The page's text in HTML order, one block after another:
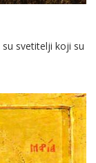
svetitelji koji su